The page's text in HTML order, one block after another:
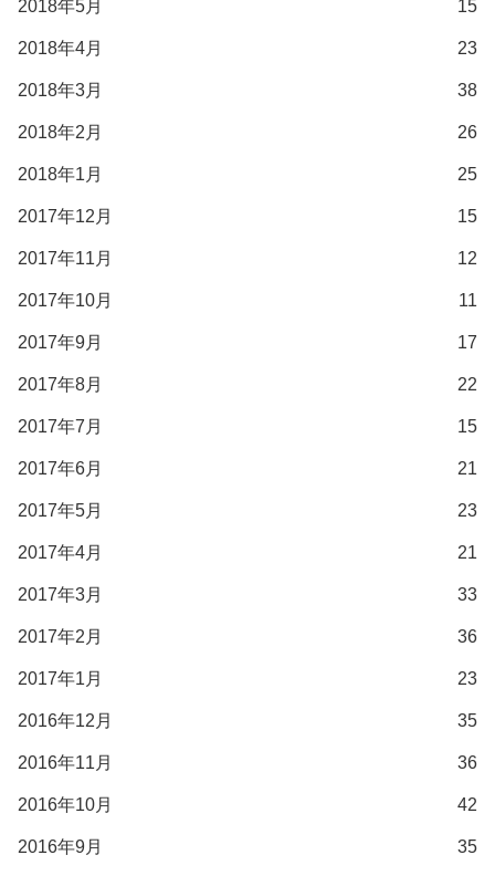
2018年5月 15
2018年4月 23
2018年3月 38
2018年2月 26
2018年1月 25
2017年12月 15
2017年11月 12
2017年10月 11
2017年9月 17
2017年8月 22
2017年7月 15
2017年6月 21
2017年5月 23
2017年4月 21
2017年3月 33
2017年2月 36
2017年1月 23
2016年12月 35
2016年11月 36
2016年10月 42
2016年9月 35